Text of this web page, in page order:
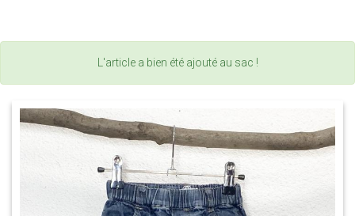
L'article a bien été ajouté au sac !